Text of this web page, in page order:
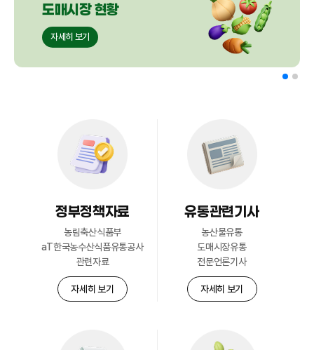
도매시장 현황
자세히 보기
자세히 보기
회원현황
자세히 보기
정부정책자료
농림축산식품부
aT한국농수산식품유통공사
관련자료
자세히 보기
유통관련기사
농산물유통
도매시장유통
전문언론기사
자세히 보기